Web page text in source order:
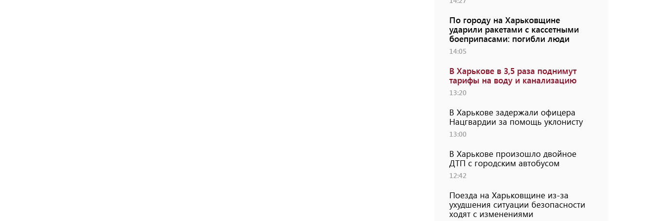
По городу на Харьковщине
ударили ракетами с кассетными
боеприпасами: погибли люди
14:05
В Харькове в 3,5 раза поднимут
тарифы на воду и канализацию
13:20
В Харькове задержали офицера
Нацгвардии за помощь уклонисту
13:00
В Харькове произошло двойное
ДТП с городским автобусом
12:42
Поезда на Харьковщине из-за
ухудшения ситуации безопасности
ходят с изменениями